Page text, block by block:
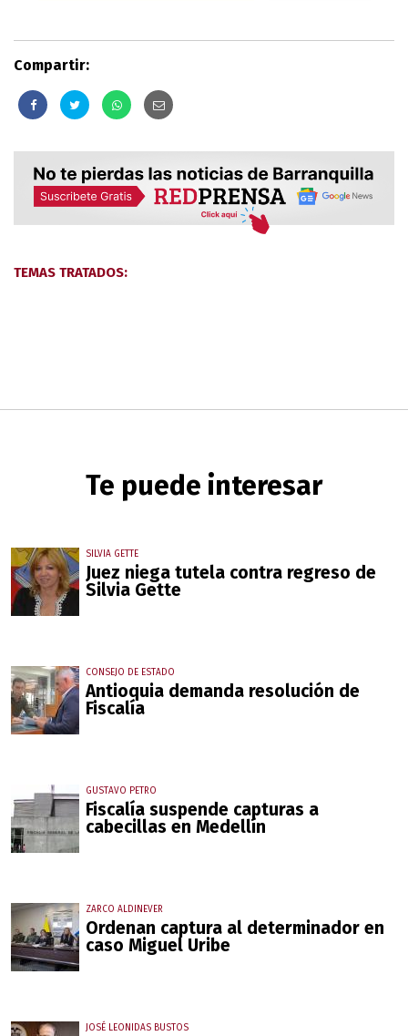
Compartir:
TEMAS TRATADOS:
Te puede interesar
SILVIA GETTE
Juez niega tutela contra regreso de
Silvia Gette
CONSEJO DE ESTADO
Antioquia demanda resolución de
Fiscalía
GUSTAVO PETRO
Fiscalía suspende capturas a
cabecillas en Medellín
ZARCO ALDINEVER
Ordenan captura al determinador en
caso Miguel Uribe
JOSÉ LEONIDAS BUSTOS